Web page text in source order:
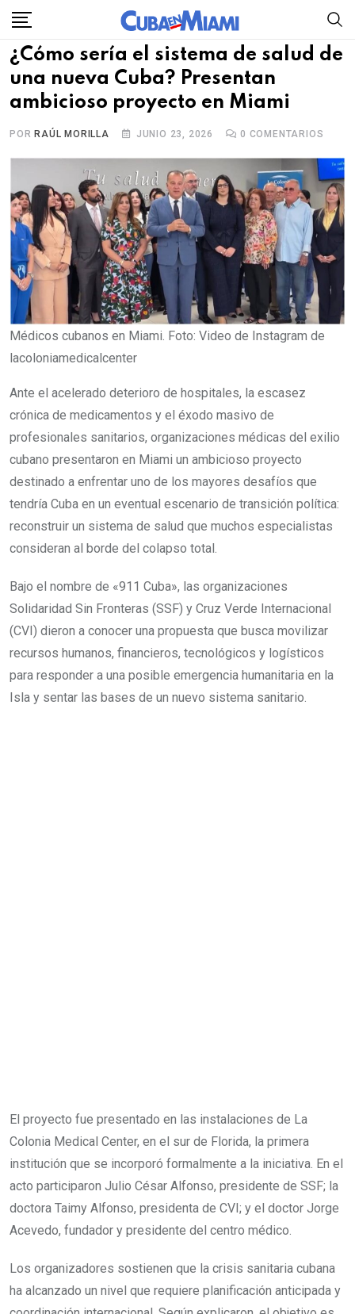
Skip
content
¿Cómo sería el sistema de salud de
una nueva Cuba? Presentan
ambicioso proyecto en Miami
POR RAÚL MORILLA JUNIO 23, 2026 0 COMENTARIOS
Médicos cubanos en Miami. Foto: Video de Instagram de
lacoloniamedicalcenter
Ante el acelerado deterioro de hospitales, la escasez
crónica de medicamentos y el éxodo masivo de
profesionales sanitarios, organizaciones médicas del exilio
cubano presentaron en Miami un ambicioso proyecto
destinado a enfrentar uno de los mayores desafíos que
tendría Cuba en un eventual escenario de transición política:
reconstruir un sistema de salud que muchos especialistas
consideran al borde del colapso total.
Bajo el nombre de «911 Cuba», las organizaciones
Solidaridad Sin Fronteras (SSF) y Cruz Verde Internacional
(CVI) dieron a conocer una propuesta que busca movilizar
recursos humanos, financieros, tecnológicos y logísticos
para responder a una posible emergencia humanitaria en la
Isla y sentar las bases de un nuevo sistema sanitario.
El proyecto fue presentado en las instalaciones de La
Colonia Medical Center, en el sur de Florida, la primera
institución que se incorporó formalmente a la iniciativa. En el
acto participaron Julio César Alfonso, presidente de SSF; la
doctora Taimy Alfonso, presidenta de CVI; y el doctor Jorge
Acevedo, fundador y presidente del centro médico.
Los organizadores sostienen que la crisis sanitaria cubana
ha alcanzado un nivel que requiere planificación anticipada y